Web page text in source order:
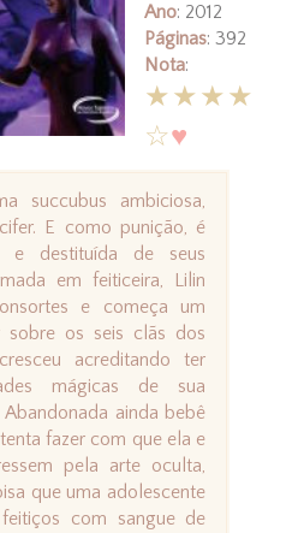
Ano: 2012
Páginas: 392
Nota:
★★★★
☆♥
succubus ambiciosa,
E como punição, é
e destituída de seus
em feiticeira, Lilin
e começa um
sobre os seis clãs dos
acreditando ter
mágicas de sua
ainda bebê
fazer com que ela e
pela arte oculta,
que uma adolescente
com sangue de